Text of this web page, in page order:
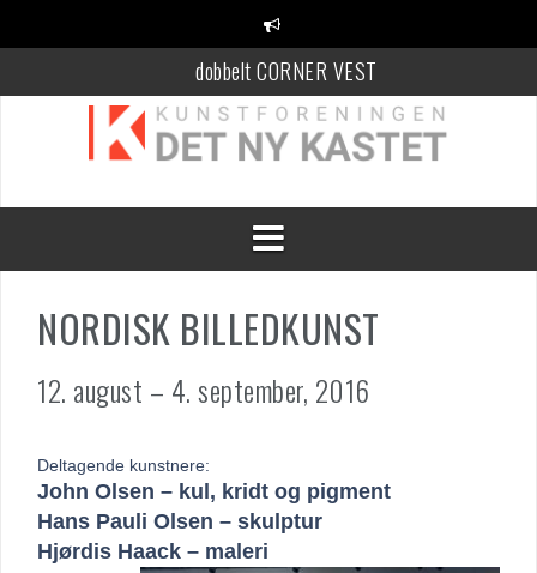
dobbelt CORNER VEST
KANT Festival
100 Danske Keramikere
NORDISK BILLEDKUNST
12. august – 4. september, 2016
Deltagende kunstnere:
John Olsen – kul, kridt og pigment
Hans Pauli Olsen – skulptur
Hjørdis Haack – maleri